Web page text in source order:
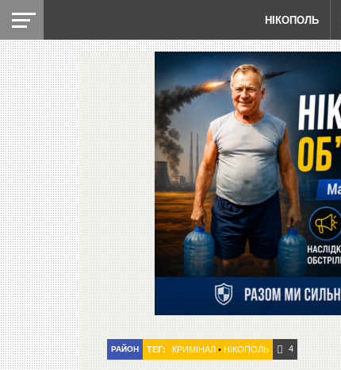
НІКОПОЛЬ
РАЙОН ТЕГ: КРИМІНАЛ• НІКОПОЛЬ 4